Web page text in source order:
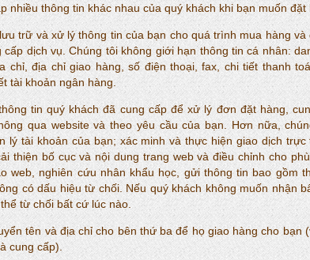
nhiều thông tin khác nhau của quý khách khi bạn muốn đặt
trữ và xử lý thông tin của bạn cho quá trình mua hàng
cấp dịch vụ. Chúng tôi không giới hạn thông tin cá nhân:
chỉ, địa chỉ giao hàng, số điện thoại, fax, chi tiết thanh
tài khoản ngân hàng.
tin quý khách đã cung cấp để xử lý đơn đặt hàng,
qua website và theo yêu cầu của bạn. Hơn nữa,
lý tài khoản của bạn; xác minh và thực hiện giao dịch trực
thiện bố cục và nội dung trang web và điều chỉnh cho
web, nghiên cứu nhân khẩu học, gửi thông tin bao gồm
có dấu hiệu từ chối. Nếu quý khách không muốn nhận
từ chối bất cứ lúc nào.
tên và địa chỉ cho bên thứ ba để họ giao hàng cho bạn
cung cấp).